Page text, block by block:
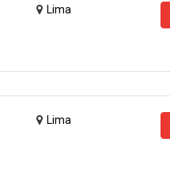
Lima
Lima